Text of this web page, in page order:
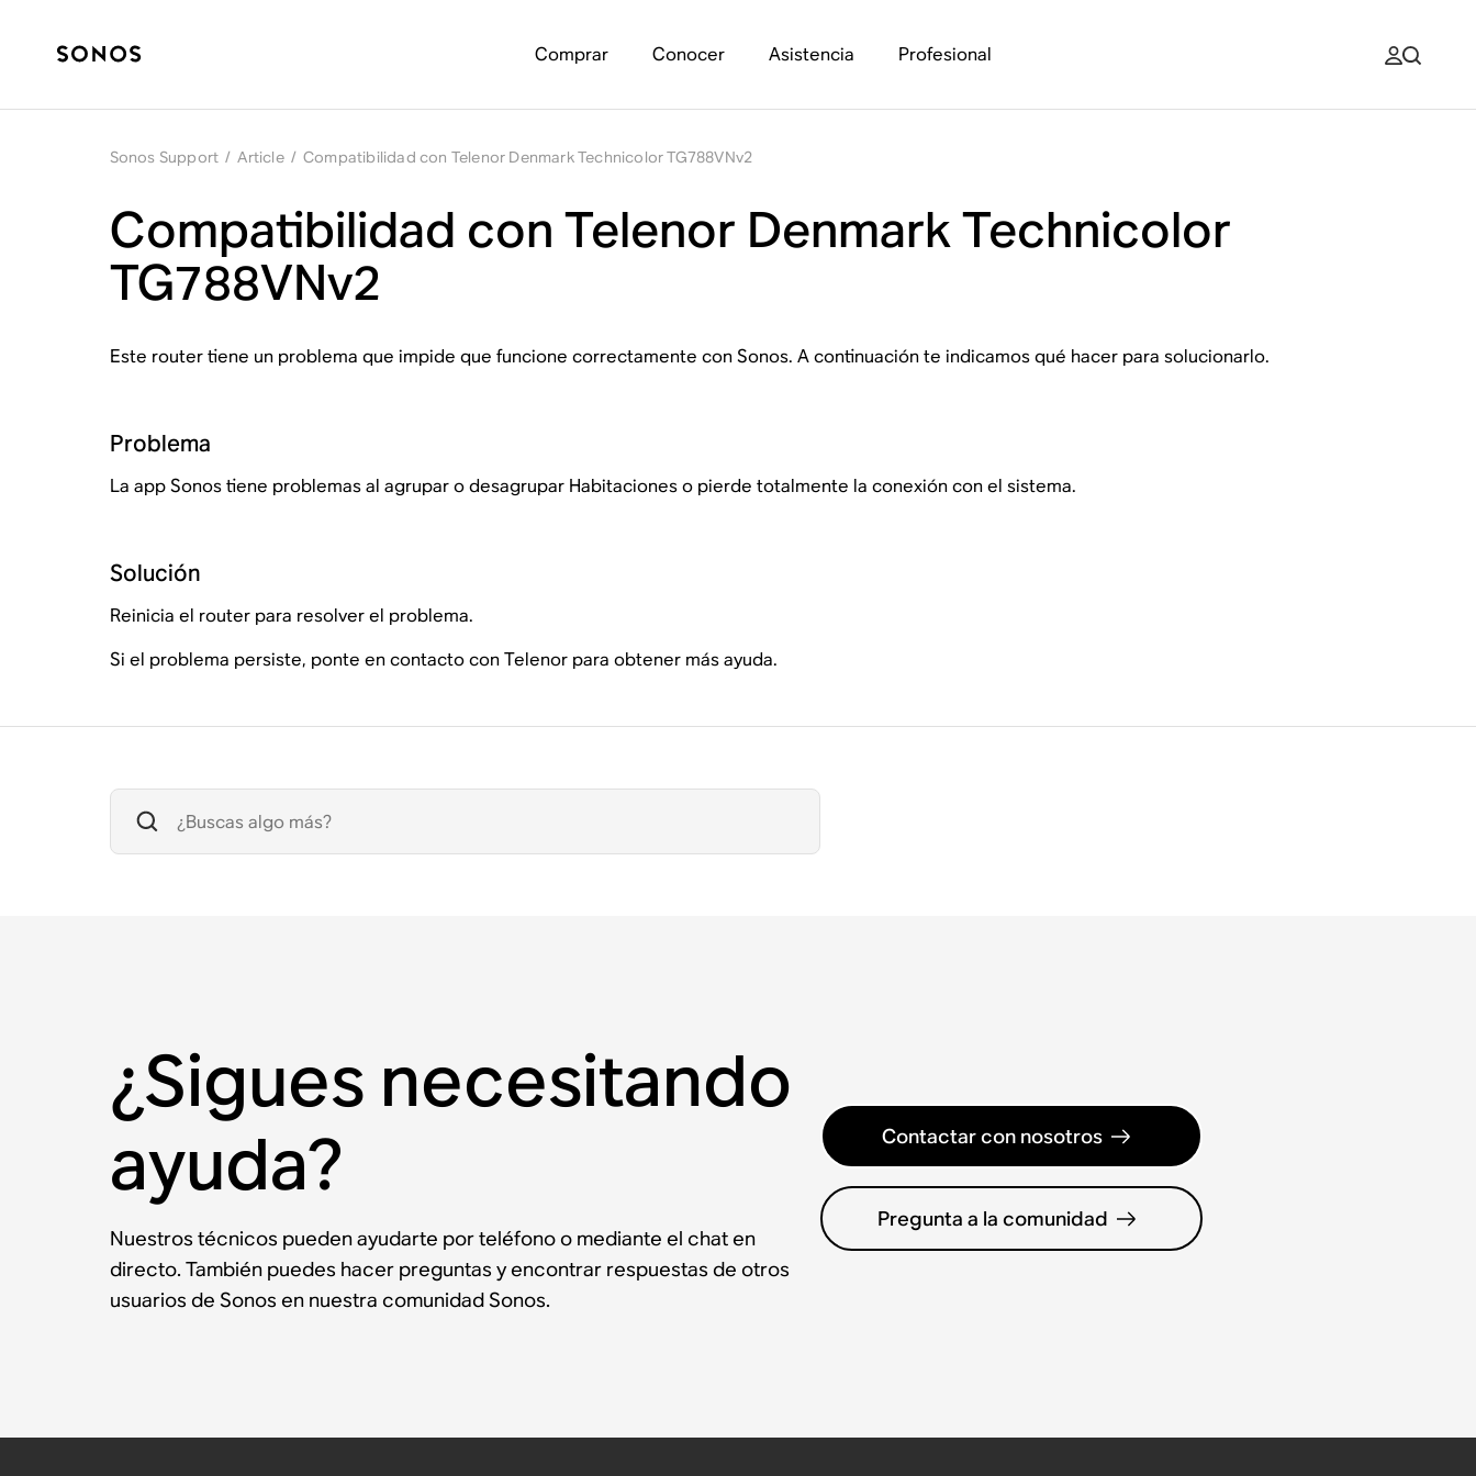
Comprar Conocer Asistencia Profesional
Sonos Support / Article / Compatibilidad con Telenor Denmark Technicolor TG788VNv2
Compatibilidad con Telenor Denmark Technicolor
TG788VNv2
Este router tiene un problema que impide que funcione correctamente con Sonos. A continuación te indicamos qué hacer para solucionarlo.
Problema
La app Sonos tiene problemas al agrupar o desagrupar Habitaciones o pierde totalmente la conexión con el sistema.
Solución
Reinicia el router para resolver el problema.
Si el problema persiste, ponte en contacto con Telenor para obtener más ayuda.
¿Sigues necesitando
ayuda?
Nuestros técnicos pueden ayudarte por teléfono o mediante el chat en
directo. También puedes hacer preguntas y encontrar respuestas de otros
usuarios de Sonos en nuestra comunidad Sonos.
Contactar con nosotros
Pregunta a la comunidad